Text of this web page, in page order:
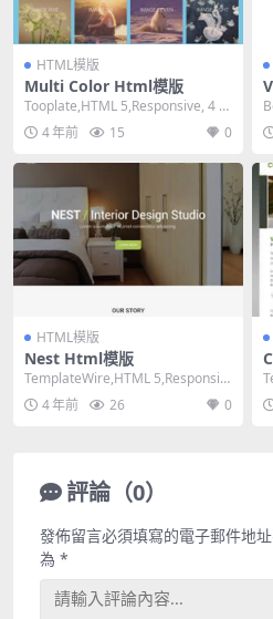
HTML模版
Multi Color Html模版
Tooplate,HTML 5,Responsive, 4 C
olumns,Mi...
4 年前 15 0
HTML模版
Nest Html模版
TemplateWire,HTML 5,Responsiv
e, 4 Column...
4 年前 26 0
評論（0）
發佈留言必須填寫的電子郵件地址
為 *